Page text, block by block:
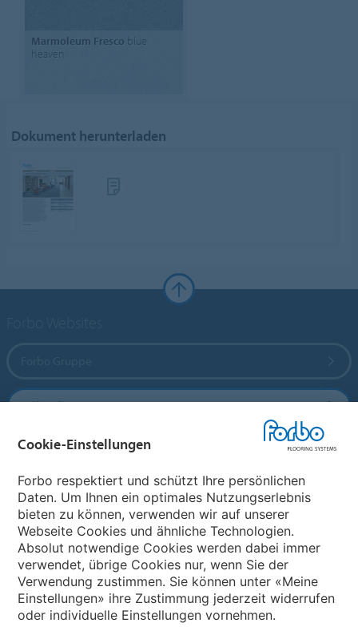
Marmoleum Fresco blue
heaven
Dokument herunterladen
Forbo Flooring Systems
Forbo Movement Systems
Land auswählen
Land auswählen
Cookie-Einstellungen
Forbo respektiert und schützt Ihre persönlichen
Daten. Um Ihnen ein optimales Nutzungserlebnis
bieten zu können, verwenden wir auf unserer
Webseite Cookies und ähnliche Technologien.
Absolut notwendige Cookies werden dabei immer
verwendet, übrige Cookies nur, wenn Sie der
Verwendung zustimmen. Sie können unter «Meine
Einstellungen» ihre Zustimmung jederzeit widerrufen
oder individuelle Einstellungen vornehmen.